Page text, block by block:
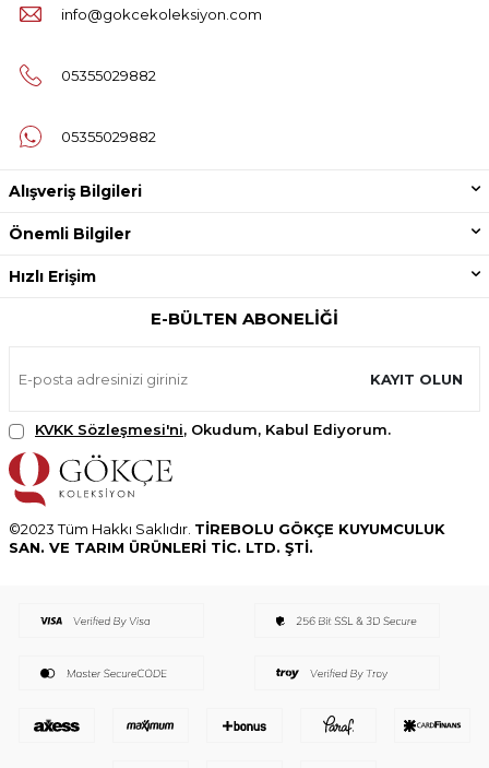
info@gokcekoleksiyon.com
05355029882
05355029882
Alışveriş Bilgileri
Önemli Bilgiler
Hızlı Erişim
E-BÜLTEN ABONELIĞI
KAYIT OLUN
KVKK Sözleşmesi'ni, Okudum, Kabul Ediyorum.
©2023 Tüm Hakkı Saklıdır. TİREBOLU GÖKÇE KUYUMCULUK
SAN. VE TARIM ÜRÜNLERİ TİC. LTD. ŞTİ.